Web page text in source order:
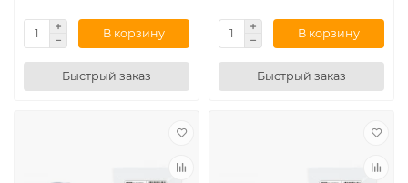
В корзину
Быстрый заказ
В корзину
Быстрый заказ